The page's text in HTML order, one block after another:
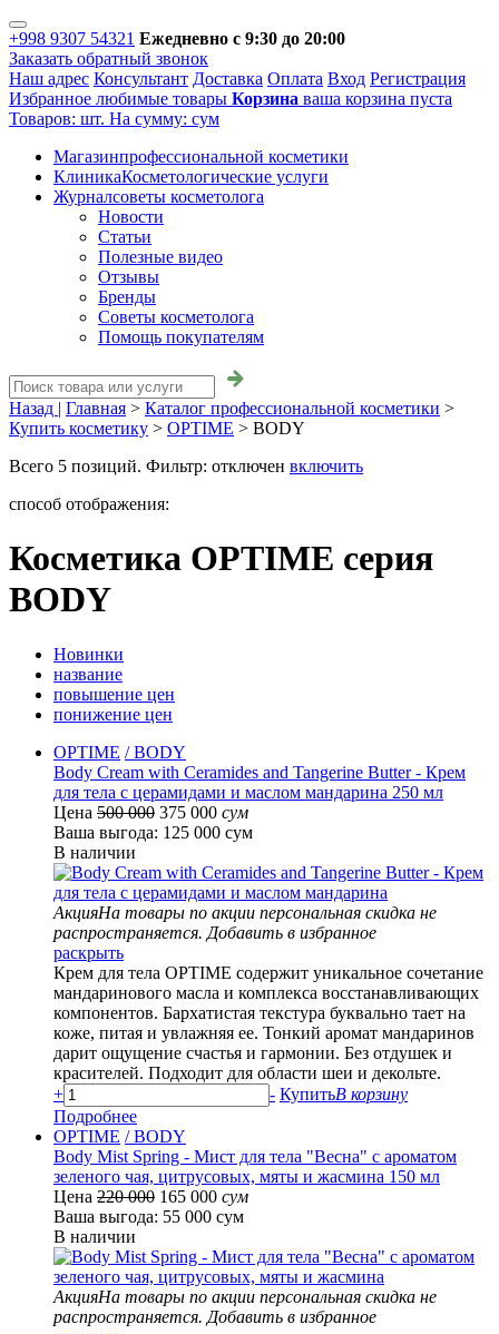
+998 9307 54321 Ежедневно с 9:30 до 20:00
Заказать обратный звонок
Наш адрес Консультант Доставка Оплата Вход Регистрация
Избранное любимые товары Корзина ваша корзина пуста
Товаров: шт. На сумму: сум
Магазинпрофессиональной косметики
КлиникаКосметологические услуги
Журналсоветы косметолога
Новости
Статьи
Полезные видео
Отзывы
Бренды
Советы косметолога
Помощь покупателям
Назад | Главная > Каталог профессиональной косметики >
Купить косметику > OPTIME > BODY
Всего 5 позиций. Фильтр: отключен включить
способ отображения:
Косметика OPTIME серия
BODY
Новинки
название
повышение цен
понижение цен
OPTIME / BODY
Body Cream with Ceramides and Tangerine Butter - Крем
для тела с церамидами и маслом мандарина 250 мл
Цена 500 000 375 000 сум
Ваша выгода: 125 000 сум
В наличии
АкцияНа товары по акции персональная скидка не
распространяется. Добавить в избранное
раскрыть
Крем для тела OPTIME содержит уникальное сочетание
мандаринового масла и комплекса восстанавливающих
компонентов. Бархатистая текстура буквально тает на
коже, питая и увлажняя ее. Тонкий аромат мандаринов
дарит ощущение счастья и гармонии. Без отдушек и
красителей. Подходит для области шеи и декольте.
+
- КупитьВ корзину
Подробнее
OPTIME / BODY
Body Mist Spring - Мист для тела "Весна" с ароматом
зеленого чая, цитрусовых, мяты и жасмина 150 мл
Цена 220 000 165 000 сум
Ваша выгода: 55 000 сум
В наличии
АкцияНа товары по акции персональная скидка не
распространяется. Добавить в избранное